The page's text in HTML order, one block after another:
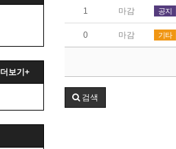
1 마감 공지
0 마감 기타
검색
더보기+